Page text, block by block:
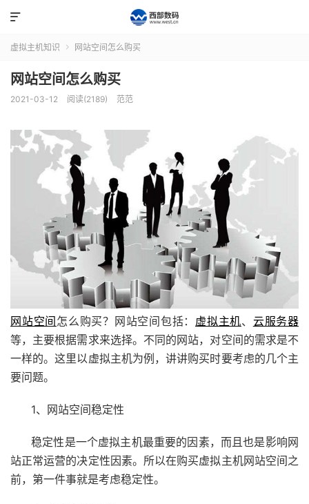

虚拟主机知识  网站空间怎么购买
网站空间怎么购买
2021-03-12 阅读(2189) 范范
网站空间 怎么购买？网站空间包括： 虚拟主机、 云服务器
等，主要根据需求来选择。不同的网站，对空间的需求是不
一样的。这里以虚拟主机为例，讲讲购买时要考虑的几个主
要问题。
1、网站空间稳定性
稳定性是一个虚拟主机最重要的因素，而且也是影响网
站正常运营的决定性因素。所以在购买虚拟主机网站空间之
前，第一件事就是考虑稳定性。